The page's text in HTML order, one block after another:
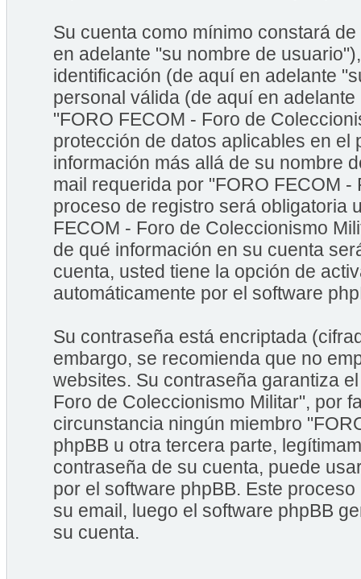
Su cuenta como mínimo constará
en adelante "su nombre de
identificación (de aquí en adelante
personal válida (de aquí en
"FORO FECOM - Foro de
protección de datos aplicables en
información más allá de su nombre
mail requerida por "FORO FECOM
proceso de registro será obligatoria
FECOM - Foro de Coleccionismo
de qué información en su cuenta
cuenta, usted tiene la opción de
automáticamente por el software
Su contraseña está encriptada
embargo, se recomienda que no
websites. Su contraseña garantiza
Foro de Coleccionismo Militar", por
circunstancia ningún miembro
phpBB u otra tercera parte,
contraseña de su cuenta, puede
por el software phpBB. Este
su email, luego el software phpBB
su cuenta.